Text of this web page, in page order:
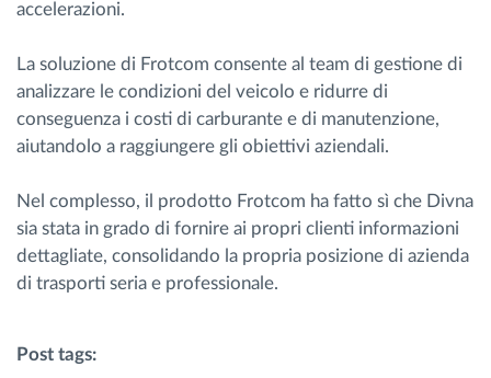
accelerazioni.
La soluzione di Frotcom consente al team di gestione di
analizzare le condizioni del veicolo e ridurre di
conseguenza i costi di carburante e di manutenzione,
aiutandolo a raggiungere gli obiettivi aziendali.
Nel complesso, il prodotto Frotcom ha fatto sì che Divna
sia stata in grado di fornire ai propri clienti informazioni
dettagliate, consolidando la propria posizione di azienda
di trasporti seria e professionale.
Post tags: